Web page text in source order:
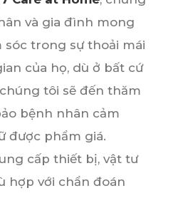
và gia đình mong
sóc trong sự thoải mái
của họ, dù ở bất cứ
tôi sẽ đến thăm
bệnh nhân cảm
được phẩm giá.
cấp thiết bị, vật tư
hợp với chẩn đoán